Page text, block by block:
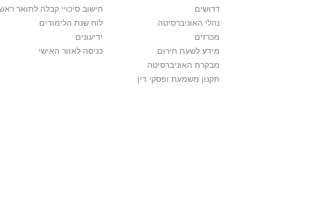
דרושים
נהלי האוניברסיטה
מכרזים
מידע לשעת חירום
מבקרת האוניברסיטה
תקנון משמעת ופסקי דין
חישוב סיכויי קבלה לתואר
לוח שנת הלימודים
ידיעונים
כניסה לאזור האישי